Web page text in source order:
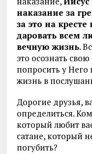
наказание за
за это на
даровать всем
вечную жизнь.
это осознать
попросить у
жизнь в
Дорогие друзья,
определиться.
который любит
сатане, который
погубить?